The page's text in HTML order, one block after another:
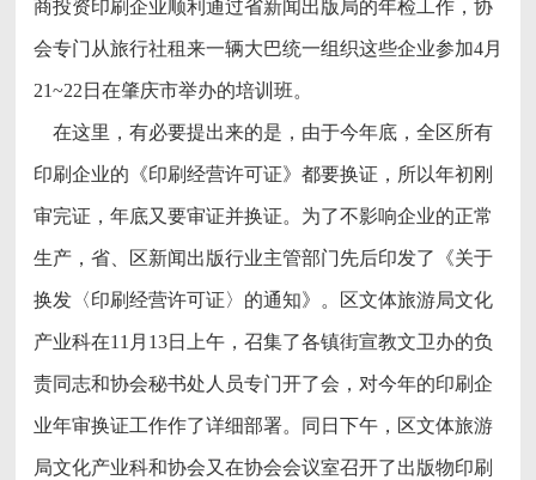
商投资印刷企业顺利通过省新闻出版局的年检工作，协
会专门从旅行社租来一辆大巴统一组织这些企业参加4月
21~22日在肇庆市举办的培训班。
在这里，有必要提出来的是，由于今年底，全区所有
印刷企业的《印刷经营许可证》都要换证，所以年初刚
审完证，年底又要审证并换证。为了不影响企业的正常
生产，省、区新闻出版行业主管部门先后印发了《关于
换发〈印刷经营许可证〉的通知》。区文体旅游局文化
产业科在11月13日上午，召集了各镇街宣教文卫办的负
责同志和协会秘书处人员专门开了会，对今年的印刷企
业年审换证工作作了详细部署。同日下午，区文体旅游
局文化产业科和协会又在协会会议室召开了出版物印刷